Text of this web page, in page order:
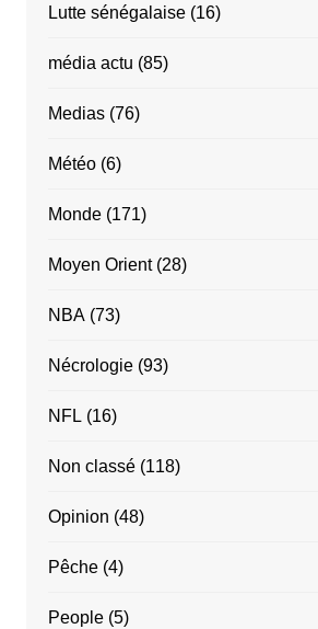
Lutte sénégalaise(16)
média actu (85)
Medias(76)
Météo(6)
Monde(171)
Moyen Orient(28)
NBA(73)
Nécrologie(93)
NFL (16)
Non classé(118)
Opinion (48)
Pêche(4)
People(5)